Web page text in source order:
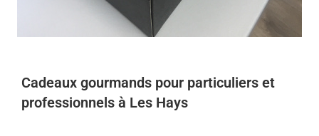
Cadeaux gourmands pour particuliers et
professionnels à Les Hays